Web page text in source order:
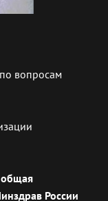
вопросам
общая
России